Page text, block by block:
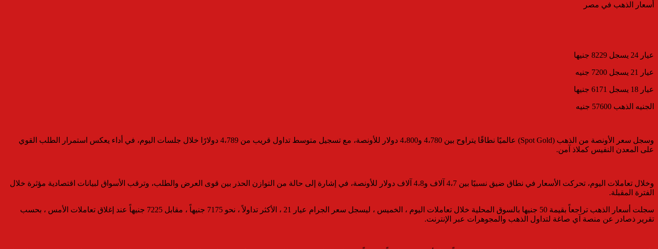
أسعار الذهب في مصر
عيار 24 يسجل 8229 جنيها
عيار 21 يسجل 7200 جنيه
عيار 18 يسجل 6171 جنيها
الجنيه الذهب 57600 جنيه
وسجل سعر الأونصة من الذهب (Spot Gold) عالميًا نطاقًا يتراوح بين 4،780 و4،800 دولار للأونصة، مع تسجيل متوسط تداول قريب من 4،789 دولارًا خلال جلسات اليوم، في أداء يعكس استمرار الطلب القوي
على المعدن النفيس كملاذ آمن.
وخلال تعاملات اليوم، تحركت الأسعار في نطاق ضيق نسبيًا بين 4،7 آلاف و4،8 آلاف دولار للأونصة، في إشارة إلى حالة من التوازن الحذر بين قوى العرض والطلب، وترقب الأسواق لبيانات اقتصادية مؤثرة خلال
الفترة المقبلة.
سجلت أسعار الذهب تراجعاً بقيمة 50 جنيها بالسوق المحلية خلال تعاملات اليوم ، الخميس ، ليسجل سعر الجرام عيار 21 ، الأكثر تداولاً ، نحو 7175 جنيهاً ، مقابل 7225 جنيهاً عند إغلاق تعاملات الأمس ، بحسب
تقرير ذصادر عن منصة آي صاغة لتداول الذهب والمجوهرات عبر الإنترنت.